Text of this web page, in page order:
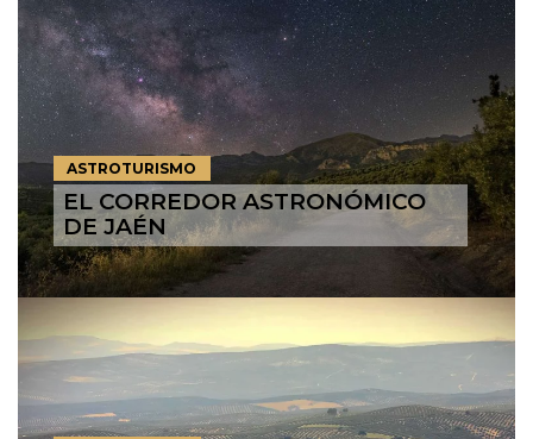
ASTROTURISMO
EL CORREDOR ASTRONÓMICO
DE JAÉN